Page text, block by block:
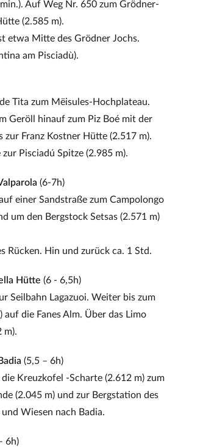
Auf Weg Nr. 650 zum Grödner-
(2.585 m).
etwa Mitte des Grödner Jochs.
am Pisciadù).
Tita zum Mëisules-Hochplateau.
Geröll hinauf zum Piz Boé mit der
zur Franz Kostner Hütte (2.517 m).
Pisciadú Spitze (2.985 m).
(6-7h)
einer Sandstraße zum Campolongo
um den Bergstock Setsas (2.571 m)
Rücken. Hin und zurück ca. 1 Std.
Hütte (6 - 6,5h)
Seilbahn Lagazuoi. Weiter bis zum
auf die Fanes Alm. Über das Limo
m).
(5,5 – 6h)
Kreuzkofel -Scharte (2.612 m) zum
(2.045 m) und zur Bergstation des
Wiesen nach Badia.
6h)